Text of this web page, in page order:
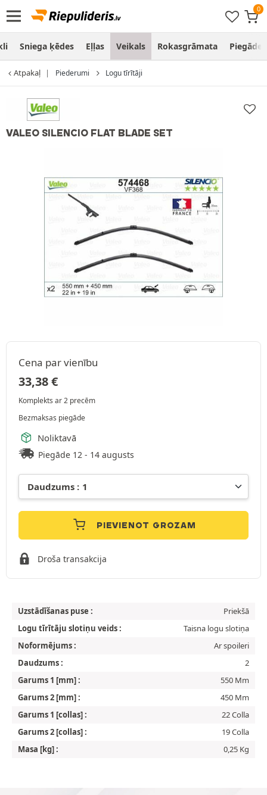
Sniega ķēdes Eļļas Veikals Rokasgrāmata Piegāde
Atpakaļ Piederumi Logu tīrītāji
VALEO SILENCIO FLAT BLADE SET
Cena par vienību
33,38€
Komplekts ar 2 precēm
Bezmaksas piegāde
Noliktavā
Piegāde 12 - 14 augusts
PIEVIENOT GROZAM
Droša transakcija
Uzstādīšanas puse :
Priekšā
Logu tīrītāju slotiņu veids :
Taisna logu slotiņa
Noformējums :
Ar spoileri
Daudzums :
2
Garums 1 [mm] :
550 Mm
Garums 2 [mm] :
450 Mm
Garums 1 [collas] :
22 Colla
Garums 2 [collas] :
19 Colla
Masa [kg] :
0,25 Kg